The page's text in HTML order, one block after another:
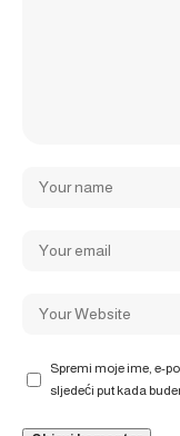
Spremi moje ime, e-
sljedeći put kada